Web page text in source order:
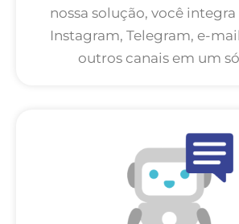
nossa solução, você
Instagram, Telegram, e-
outros canais em um